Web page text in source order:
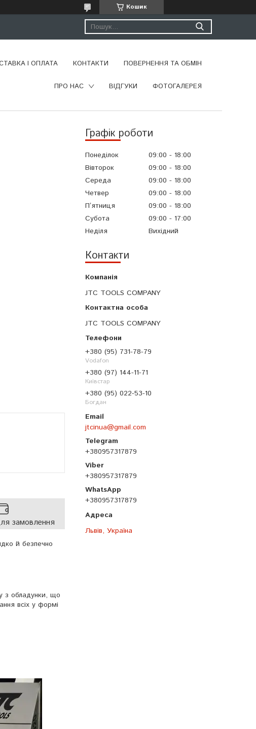
Кошик
І ОПЛАТА КОНТАКТИ ПОВЕРНЕННЯ ТА ОБМІН
ПРО НАС ВІДГУКИ ФОТОГАЛЕРЕЯ
Графік роботи
Понеділок 09:00
18:00
Вівторок
09:00
18:00
Середа
09:00
18:00
Четвер
09:00
18:00
Пʼятниця
09:00
18:00
Субота
09:00
17:00
Неділя
Вихідний
Контакти
JTC TOOLS COMPANY
JTC TOOLS COMPANY
+380 (95) 731-78-79
Vodafon
+380 (97) 144-11-71
Київстар
+380 (95) 022-53-10
Богдан
jtcinua@gmail.com
+380957317879
+380957317879
+380957317879
Львів, Україна
замовлення
й безпечно
з обладунки, що
всіх у формі